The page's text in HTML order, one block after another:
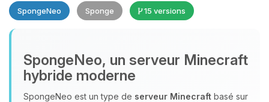
SpongeNeo Sponge 15 versions
SpongeNeo, un serveur Minecraft
hybride moderne
SpongeNeo est un type de serveur Minecraft basé sur